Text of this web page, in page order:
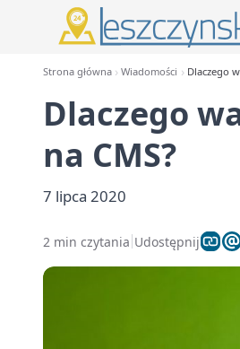
Strona główna Wiadomości Dlaczego
Dlaczego
na CMS?
7 lipca 2020
2 min czytania Udostępnij